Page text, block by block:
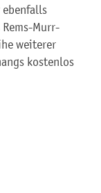
ebenfalls
Murr-
weiterer
kostenlos